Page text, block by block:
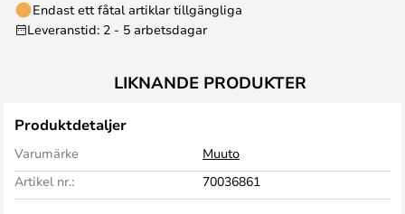
Endast ett fåtal artiklar tillgängliga
Leveranstid: 2 - 5 arbetsdagar
LIKNANDE PRODUKTER
Produktdetaljer
Varumärke
Muuto
Artikel nr.:
70036861